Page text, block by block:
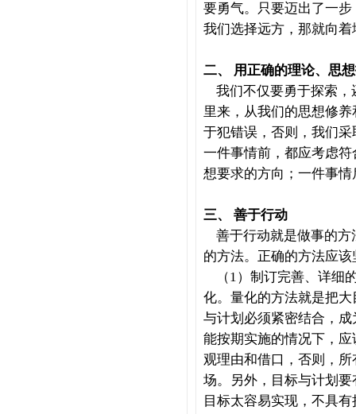
要勇气。只要迈出了一
我们选择远方，那就向
二、
用正确的理论、思
我们不仅要勇于探索
里来，从我们的思想修
于犯错误，否则，我们
一件事情前，都应考虑
想要求的方向；一件事
三、
善于行动
善于行动就是做事的
的方法。正确的方法应
（1）制订完善、详细
化。量化的方法就是把
与计划必须紧密结合，
能按期实施的情况下，
观理由和借口，否则，
场。另外，目标与计划
目标太容易实现，不具